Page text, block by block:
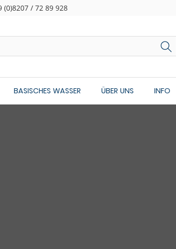
/ 72 89 928
BASISCHES WASSER ÜBER UNS INFO